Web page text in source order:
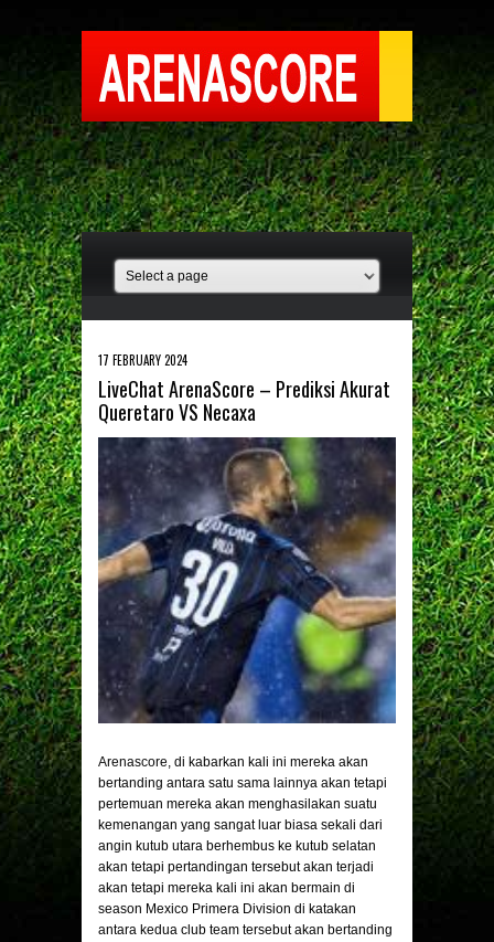
17 FEBRUARY 2024
LiveChat ArenaScore – Prediksi Akurat
Queretaro VS Necaxa
Arenascore, di kabarkan kali ini mereka akan
bertanding antara satu sama lainnya akan tetapi
pertemuan mereka akan menghasilakan suatu
kemenangan yang sangat luar biasa sekali dari
angin kutub utara berhembus ke kutub selatan
akan tetapi pertandingan tersebut akan terjadi
akan tetapi mereka kali ini akan bermain di
season Mexico Primera Division di katakan
antara kedua club team tersebut akan bertanding